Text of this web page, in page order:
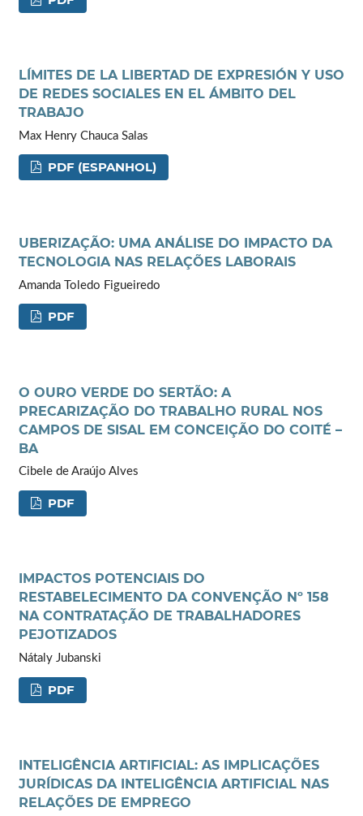
LÍMITES DE LA LIBERTAD DE EXPRESIÓN Y USO
DE REDES SOCIALES EN EL ÁMBITO DEL
TRABAJO
Max Henry Chauca Salas
PDF (ESPANHOL)
UBERIZAÇÃO: UMA ANÁLISE DO IMPACTO DA
TECNOLOGIA NAS RELAÇÕES LABORAIS
Amanda Toledo Figueiredo
PDF
O OURO VERDE DO SERTÃO: A
PRECARIZAÇÃO DO TRABALHO RURAL NOS
CAMPOS DE SISAL EM CONCEIÇÃO DO COITÉ –
BA
Cibele de Araújo Alves
PDF
IMPACTOS POTENCIAIS DO
RESTABELECIMENTO DA CONVENÇÃO Nº 158
NA CONTRATAÇÃO DE TRABALHADORES
PEJOTIZADOS
Nátaly Jubanski
PDF
INTELIGÊNCIA ARTIFICIAL: AS IMPLICAÇÕES
JURÍDICAS DA INTELIGÊNCIA ARTIFICIAL NAS
RELAÇÕES DE EMPREGO